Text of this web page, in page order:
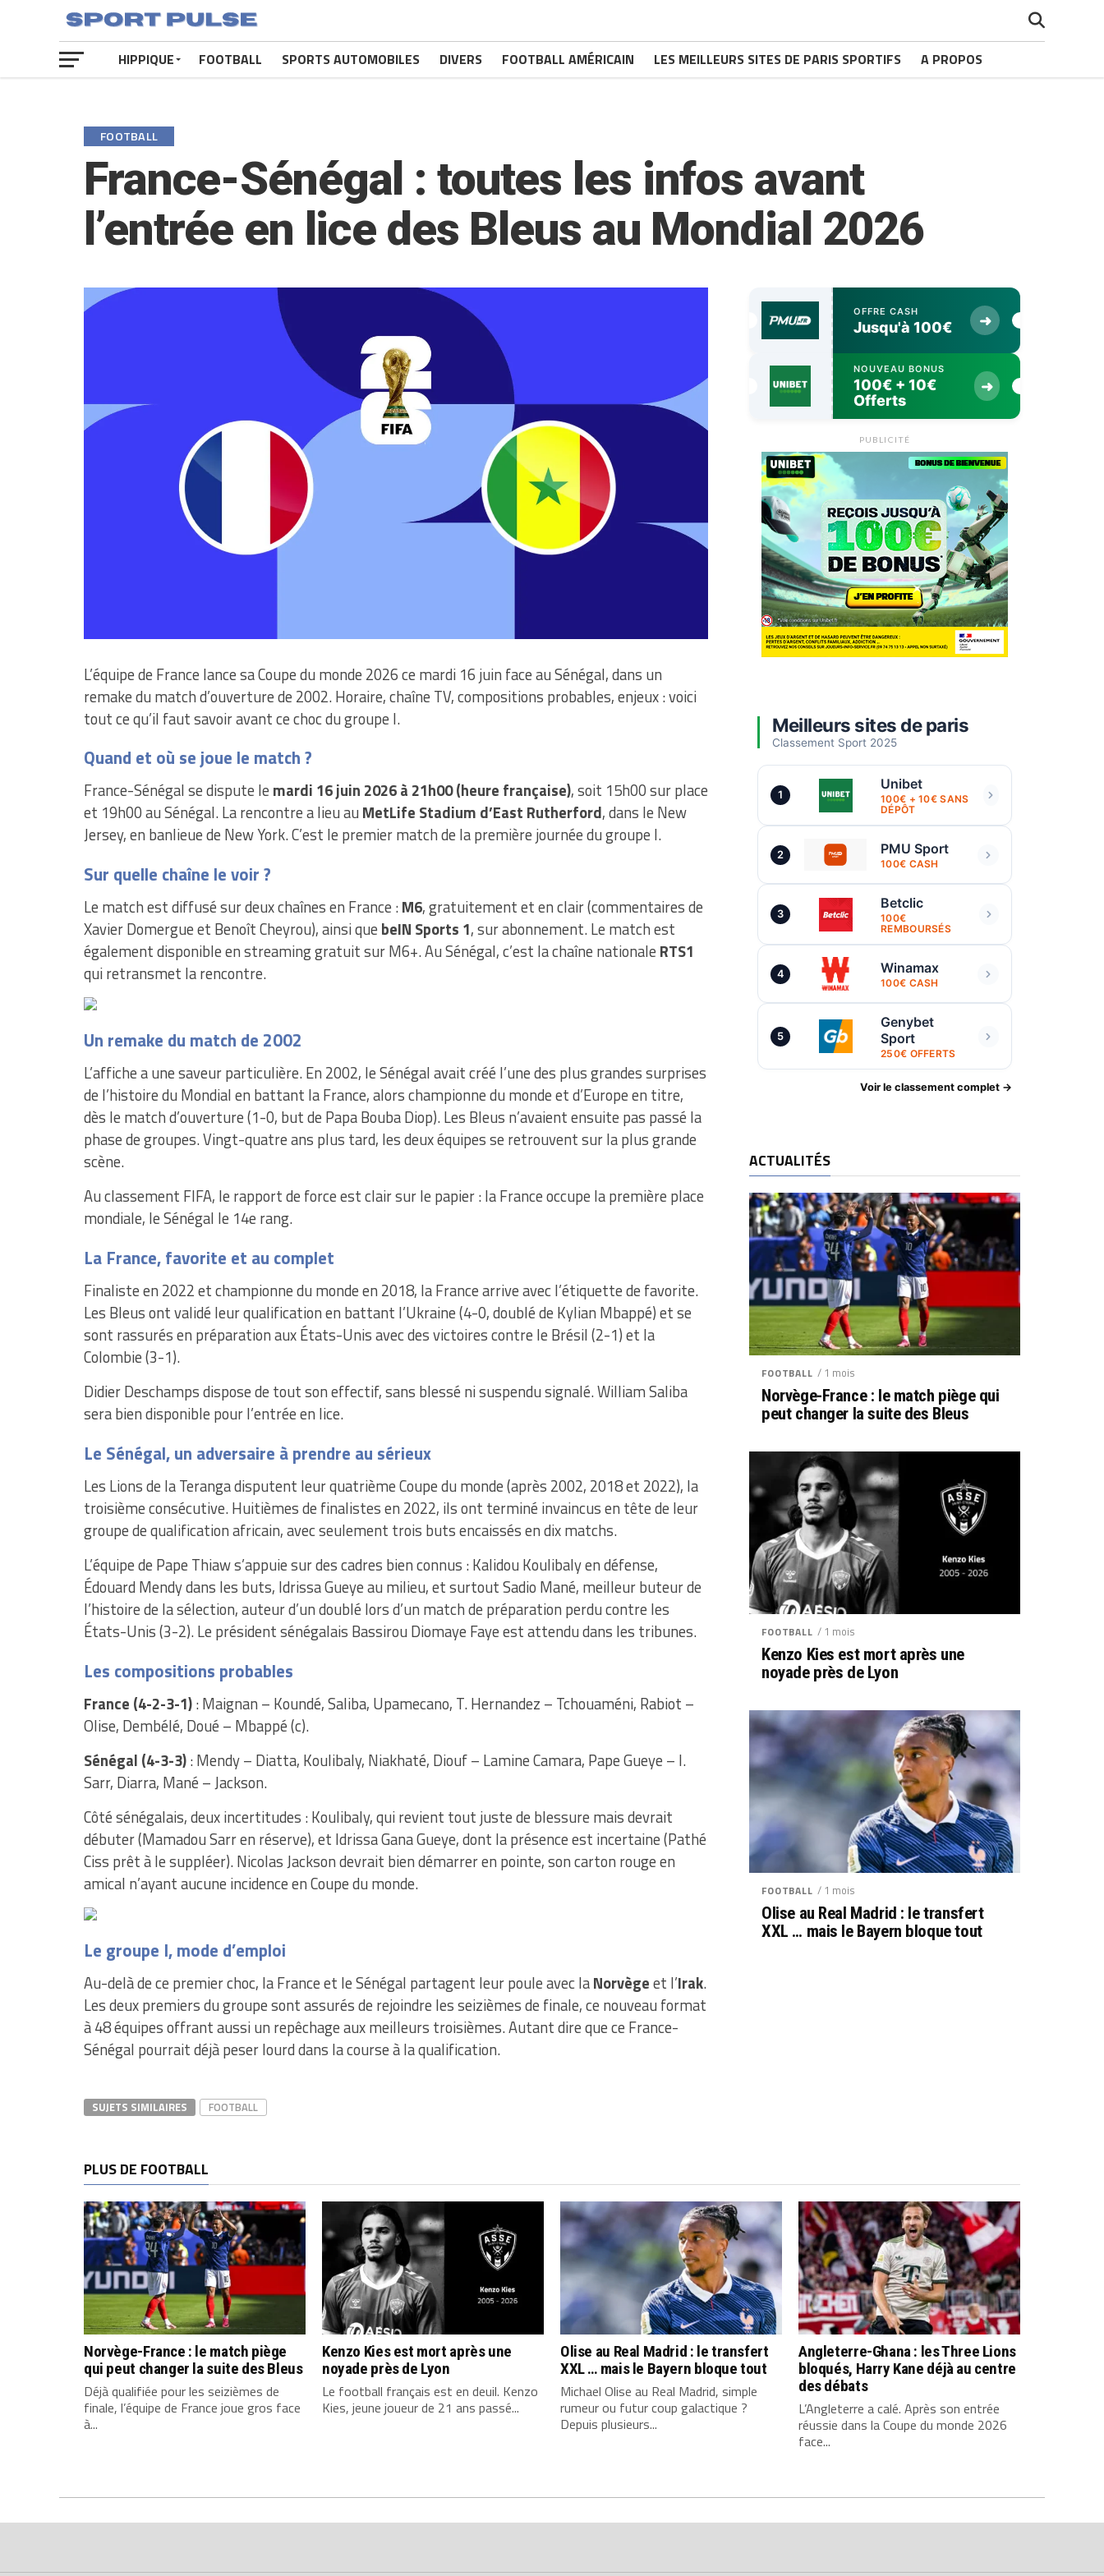
HIPPIQUE FOOTBALL SPORTS AUTOMOBILES DIVERS FOOTBALL AMÉRICAIN LES MEILLEURS SITES DE PARIS SPORTIFS A PROPOS
FOOTBALL
France-Sénégal : toutes les infos avant
l’entrée en lice des Bleus au Mondial 2026
L’équipe de France lance sa Coupe du monde 2026 ce mardi 16 juin face au Sénégal, dans un
remake du match d’ouverture de 2002. Horaire, chaîne TV, compositions probables, enjeux : voici
tout ce qu’il faut savoir avant ce choc du groupe I.
Quand et où se joue le match ?
France-Sénégal se dispute le mardi 16 juin 2026 à 21h00 (heure française), soit 15h00 sur place
et 19h00 au Sénégal. La rencontre a lieu au MetLife Stadium d’East Rutherford, dans le New
Jersey, en banlieue de New York. C’est le premier match de la première journée du groupe I.
Sur quelle chaîne le voir ?
Le match est diffusé sur deux chaînes en France :M6, gratuitement et en clair (commentaires de
Xavier Domergue et Benoît Cheyrou), ainsi que beIN Sports 1, sur abonnement. Le match est
également disponible en streaming gratuit sur M6+. Au Sénégal, c’est la chaîne nationale RTS1
qui retransmet la rencontre.
Un remake du match de 2002
L’affiche a une saveur particulière. En 2002, le Sénégal avait créé l’une des plus grandes surprises
de l’histoire du Mondial en battant la France, alors championne du monde et d’Europe en titre,
dès le match d’ouverture (1-0, but de Papa Bouba Diop). Les Bleus n’avaient ensuite pas passé la
phase de groupes. Vingt-quatre ans plus tard, les deux équipes se retrouvent sur la plus grande
scène.
Au classement FIFA, le rapport de force est clair sur le papier : la France occupe la première place
mondiale, le Sénégal le 14e rang.
La France, favorite et au complet
Finaliste en 2022 et championne du monde en 2018, la France arrive avec l’étiquette de favorite.
Les Bleus ont validé leur qualification en battant l’Ukraine (4-0, doublé de Kylian Mbappé) et se
sont rassurés en préparation aux États-Unis avec des victoires contre le Brésil (2-1) et la
Colombie (3-1).
Didier Deschamps dispose de tout son effectif, sans blessé ni suspendu signalé. William Saliba
sera bien disponible pour l’entrée en lice.
Le Sénégal, un adversaire à prendre au sérieux
Les Lions de la Teranga disputent leur quatrième Coupe du monde (après 2002, 2018 et 2022), la
troisième consécutive. Huitièmes de finalistes en 2022, ils ont terminé invaincus en tête de leur
groupe de qualification africain, avec seulement trois buts encaissés en dix matchs.
L’équipe de Pape Thiaw s’appuie sur des cadres bien connus : Kalidou Koulibaly en défense,
Édouard Mendy dans les buts, Idrissa Gueye au milieu, et surtout Sadio Mané, meilleur buteur de
l’histoire de la sélection, auteur d’un doublé lors d’un match de préparation perdu contre les
États-Unis (3-2). Le président sénégalais Bassirou Diomaye Faye est attendu dans les tribunes.
Les compositions probables
France (4-2-3-1): Maignan – Koundé, Saliba, Upamecano, T. Hernandez – Tchouaméni, Rabiot –
Olise, Dembélé, Doué – Mbappé (c).
Sénégal (4-3-3): Mendy – Diatta, Koulibaly, Niakhaté, Diouf – Lamine Camara, Pape Gueye – I.
Sarr, Diarra, Mané – Jackson.
Côté sénégalais, deux incertitudes : Koulibaly, qui revient tout juste de blessure mais devrait
débuter (Mamadou Sarr en réserve), et Idrissa Gana Gueye, dont la présence est incertaine (Pathé
Ciss prêt à le suppléer). Nicolas Jackson devrait bien démarrer en pointe, son carton rouge en
amical n’ayant aucune incidence en Coupe du monde.
Le groupe I, mode d’emploi
Au-delà de ce premier choc, la France et le Sénégal partagent leur poule avec laNorvègeet l’Irak.
Les deux premiers du groupe sont assurés de rejoindre les seizièmes de finale, ce nouveau format
à 48 équipes offrant aussi un repêchage aux meilleurs troisièmes. Autant dire que ce France-
Sénégal pourrait déjà peser lourd dans la course à la qualification.
SUJETS SIMILAIRES FOOTBALL
OFFRE CASH
Jusqu'à 100€ ➜
NOUVEAU BONUS
100€ + 10€
Offerts
➜
PUBLICITÉ
Meilleurs sites de paris
Classement Sport 2025
1
Unibet
100€ + 10€ SANS
DÉPÔT
2 PMU Sport
100€ CASH
3
Betclic
100€
REMBOURSÉS
4 Winamax
100€ CASH
5
Genybet
Sport
250€ OFFERTS
Voir le classement complet →
ACTUALITÉS
FOOTBALL / 1 mois
Norvège-France : le match piège qui
peut changer la suite des Bleus
FOOTBALL / 1 mois
Kenzo Kies est mort après une
noyade près de Lyon
FOOTBALL / 1 mois
Olise au Real Madrid : le transfert
XXL … mais le Bayern bloque tout
PLUS DE FOOTBALL
Norvège-France : le match piège
qui peut changer la suite des Bleus
Déjà qualifiée pour les seizièmes de
finale, l’équipe de France joue gros face
à...
Kenzo Kies est mort après une
noyade près de Lyon
Le football français est en deuil. Kenzo
Kies, jeune joueur de 21 ans passé...
Olise au Real Madrid : le transfert
XXL … mais le Bayern bloque tout
Michael Olise au Real Madrid, simple
rumeur ou futur coup galactique ?
Depuis plusieurs...
Angleterre-Ghana : les Three Lions
bloqués, Harry Kane déjà au centre
des débats
L’Angleterre a calé. Après son entrée
réussie dans la Coupe du monde 2026
face...